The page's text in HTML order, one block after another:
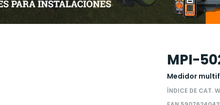
MPI-
Medidor
ÍNDICE DE CAT.